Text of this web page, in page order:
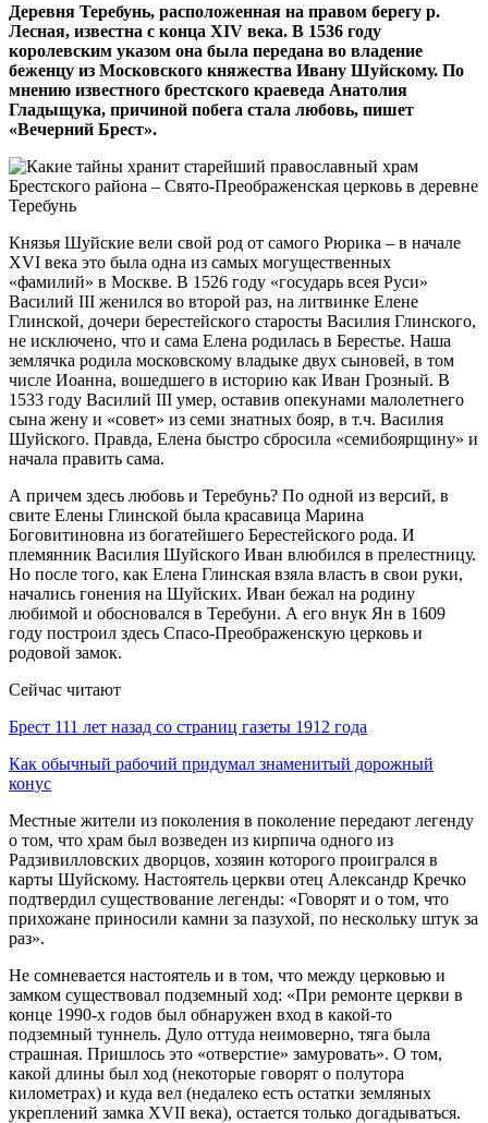
Деревня Теребунь, расположенная на правом берегу р.
Лесная, известна с конца XIV века. В 1536 году
королевским указом она была передана во владение
беженцу из Московского княжества Ивану Шуйскому. По
мнению известного брестского краеведа Анатолия
Гладыщука, причиной побега стала любовь, пишет
«Вечерний Брест».
Князья Шуйские вели свой род от самого Рюрика – в начале
XVI века это была одна из самых могущественных
«фамилий» в Москве. В 1526 году «государь всея Руси»
Василий III женился во второй раз, на литвинке Елене
Глинской, дочери берестейского старосты Василия Глинского,
не исключено, что и сама Елена родилась в Берестье. Наша
землячка родила московскому владыке двух сыновей, в том
числе Иоанна, вошедшего в историю как Иван Грозный. В
1533 году Василий III умер, оставив опекунами малолетнего
сына жену и «совет» из семи знатных бояр, в т.ч. Василия
Шуйского. Правда, Елена быстро сбросила «семибоярщину» и
начала править сама.
А причем здесь любовь и Теребунь? По одной из версий, в
свите Елены Глинской была красавица Марина
Боговитиновна из богатейшего Берестейского рода. И
племянник Василия Шуйского Иван влюбился в прелестницу.
Но после того, как Елена Глинская взяла власть в свои руки,
начались гонения на Шуйских. Иван бежал на родину
любимой и обосновался в Теребуни. А его внук Ян в 1609
году построил здесь Спасо-Преображенскую церковь и
родовой замок.
Сейчас читают
Брест 111 лет назад со страниц газеты 1912 года
Как обычный рабочий придумал знаменитый дорожный
конус
Местные жители из поколения в поколение передают легенду
о том, что храм был возведен из кирпича одного из
Радзивилловских дворцов, хозяин которого проигрался в
карты Шуйскому. Настоятель церкви отец Александр Кречко
подтвердил существование легенды: «Говорят и о том, что
прихожане приносили камни за пазухой, по нескольку штук за
раз».
Не сомневается настоятель и в том, что между церковью и
замком существовал подземный ход: «При ремонте церкви в
конце 1990-х годов был обнаружен вход в какой-то
подземный туннель. Дуло оттуда неимоверно, тяга была
страшная. Пришлось это «отверстие» замуровать». О том,
какой длины был ход (некоторые говорят о полутора
километрах) и куда вел (недалеко есть остатки земляных
укреплений замка XVII века), остается только догадываться.